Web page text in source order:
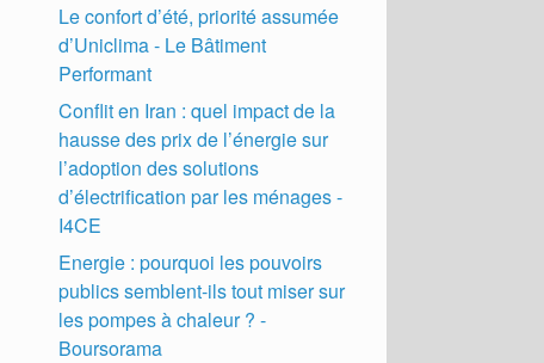
Le confort d’été, priorité assumée
d’Uniclima - Le Bâtiment
Performant
Conflit en Iran : quel impact de la
hausse des prix de l’énergie sur
l’adoption des solutions
d’électrification par les ménages -
I4CE
Energie : pourquoi les pouvoirs
publics semblent-ils tout miser sur
les pompes à chaleur ? -
Boursorama